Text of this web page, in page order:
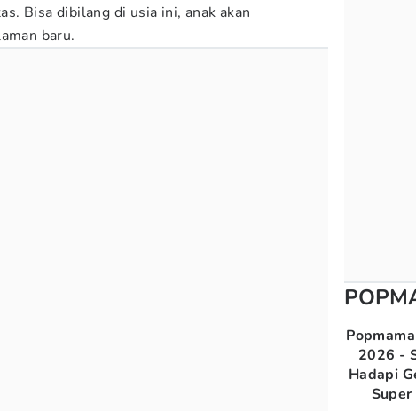
Bisa dibilang di usia ini, anak akan
baru.
2026 -
Hadapi